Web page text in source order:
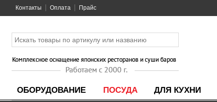
Контакты Оплата Прайс
ОБОРУДОВАНИЕ ПОСУДА ДЛЯ КУХНИ